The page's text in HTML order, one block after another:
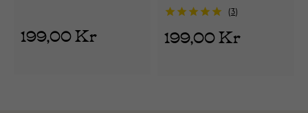
199,00 Kr
spänne och ringar
3
199,00 Kr